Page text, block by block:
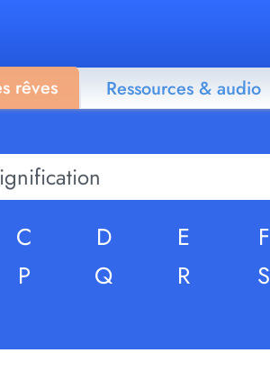
rêves Ressources & audio
C D E F
P Q R S